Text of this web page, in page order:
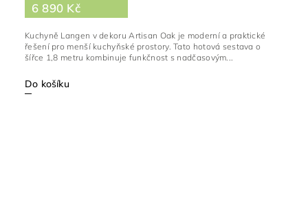
6 890 Kč
Do košíku
Kuchyně Langen v dekoru Artisan Oak je moderní a praktické
řešení pro menší kuchyňské prostory. Tato hotová sestava o
šířce 1,8 metru kombinuje funkčnost s nadčasovým...